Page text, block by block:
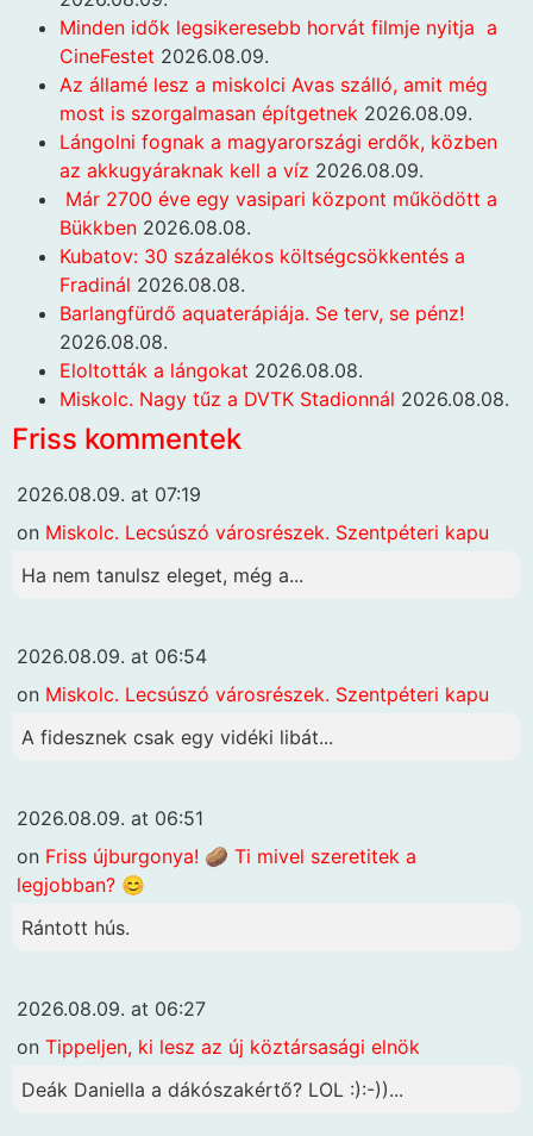
Minden idők legsikeresebb horvát filmje nyitja a
CineFestet 2026.08.09.
Az államé lesz a miskolci Avas szálló, amit még
most is szorgalmasan építgetnek 2026.08.09.
Lángolni fognak a magyarországi erdők, közben
az akkugyáraknak kell a víz 2026.08.09.
Már 2700 éve egy vasipari központ működött a
Bükkben 2026.08.08.
Kubatov: 30 százalékos költségcsökkentés a
Fradinál 2026.08.08.
Barlangfürdő aquaterápiája. Se terv, se pénz!
2026.08.08.
Eloltották a lángokat 2026.08.08.
Miskolc. Nagy tűz a DVTK Stadionnál 2026.08.08.
Friss kommentek
2026.08.09. at 07:19
on Miskolc. Lecsúszó városrészek. Szentpéteri kapu
Ha nem tanulsz eleget, még a...
2026.08.09. at 06:54
on Miskolc. Lecsúszó városrészek. Szentpéteri kapu
A fidesznek csak egy vidéki libát...
2026.08.09. at 06:51
on Friss újburgonya! 🥔 Ti mivel szeretitek a
legjobban? 😊
Rántott hús.
2026.08.09. at 06:27
on Tippeljen, ki lesz az új köztársasági elnök
Deák Daniella a dákószakértő? LOL :):-))...